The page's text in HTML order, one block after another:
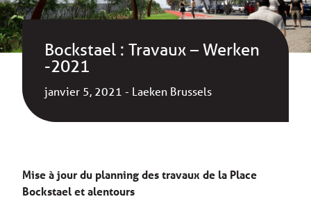
Bockstael : Travaux – Werken
-2021
janvier 5, 2021 - Laeken Brussels
Mise à jour du planning des travaux de la Place
Bockstael et alentours